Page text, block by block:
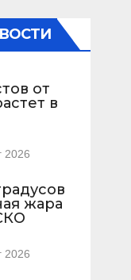
от
в
2026
жара
2026